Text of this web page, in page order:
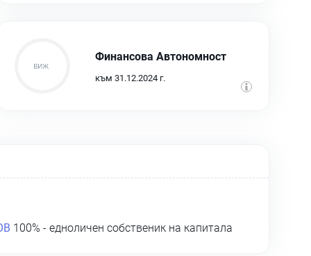
Финансова Автономност
към 31.12.2024 г.
100% - едноличен собственик на капитала